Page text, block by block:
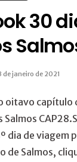
30
de janeiro de 2021
oitavo
Salmos
dia de viagem
de Salmos,